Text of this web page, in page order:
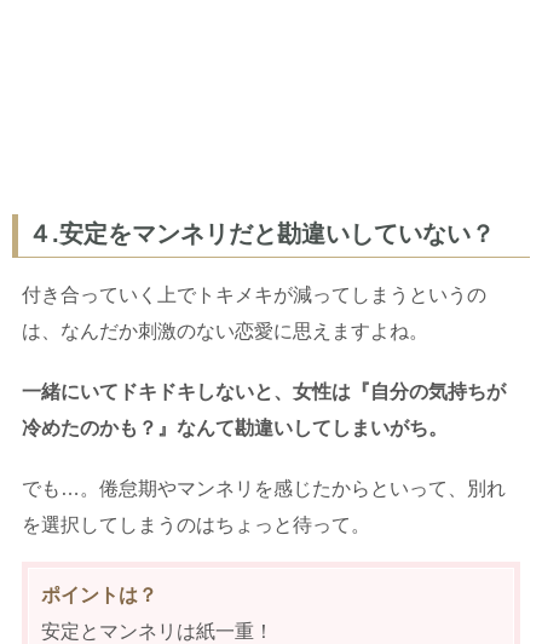
４.安定をマンネリだと勘違いしていない？
付き合っていく上でトキメキが減ってしまうというの
は、なんだか刺激のない恋愛に思えますよね。
一緒にいてドキドキしないと、女性は『自分の気持ちが
冷めたのかも？』なんて勘違いしてしまいがち。
でも…。倦怠期やマンネリを感じたからといって、別れ
を選択してしまうのはちょっと待って。
ポイントは？
安定とマンネリは紙一重！